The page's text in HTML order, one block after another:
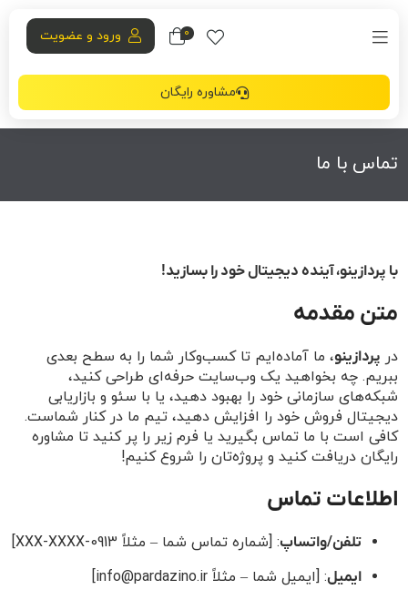
ورود و عضویت 0
مشاوره رایگان
تماس با ما
با پردازینو، آینده دیجیتال خود را بسازید!
متن مقدمه
در پردازینو، ما آماده‌ایم تا کسب‌وکار شما را به سطح بعدی
ببریم. چه بخواهید یک وب‌سایت حرفه‌ای طراحی کنید،
شبکه‌های سازمانی خود را بهبود دهید، یا با سئو و بازاریابی
دیجیتال فروش خود را افزایش دهید، تیم ما در کنار شماست.
کافی است با ما تماس بگیرید یا فرم زیر را پر کنید تا مشاوره
رایگان دریافت کنید و پروژه‌تان را شروع کنیم!
اطلاعات تماس
تلفن/واتساپ: [شماره تماس شما – مثلاً 0913-XXX-XXXX]
ایمیل: [ایمیل شما – مثلاً info@pardazino.ir]